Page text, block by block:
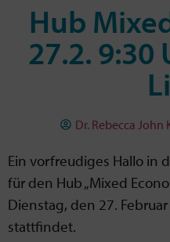
Hub
27.2. 9:30
Dr. Rebecca John
Ein vorfreudiges Hallo in
für den Hub „Mixed
Dienstag, den 27.
stattfindet.